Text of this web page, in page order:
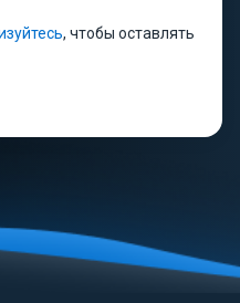
, чтобы оставлять